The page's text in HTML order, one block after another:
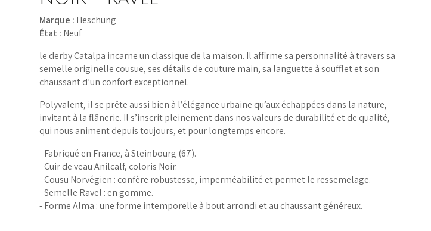
Marque : Heschung
État : Neuf
le derby Catalpa incarne un classique de la maison. Il affirme sa personnalité à travers sa
semelle originelle cousue, ses détails de couture main, sa languette à soufflet et son
chaussant d’un confort exceptionnel.
Polyvalent, il se prête aussi bien à l’élégance urbaine qu’aux échappées dans la nature,
invitant à la flânerie. Il s’inscrit pleinement dans nos valeurs de durabilité et de qualité,
qui nous animent depuis toujours, et pour longtemps encore.
- Fabriqué en France, à Steinbourg (67).
- Cuir de veau Anilcalf, coloris Noir.
- Cousu Norvégien : confère robustesse, imperméabilité et permet le ressemelage.
- Semelle Ravel : en gomme.
- Forme Alma : une forme intemporelle à bout arrondi et au chaussant généreux.